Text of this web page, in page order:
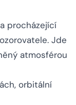
procházející
Jde
atmosférou
orbitální